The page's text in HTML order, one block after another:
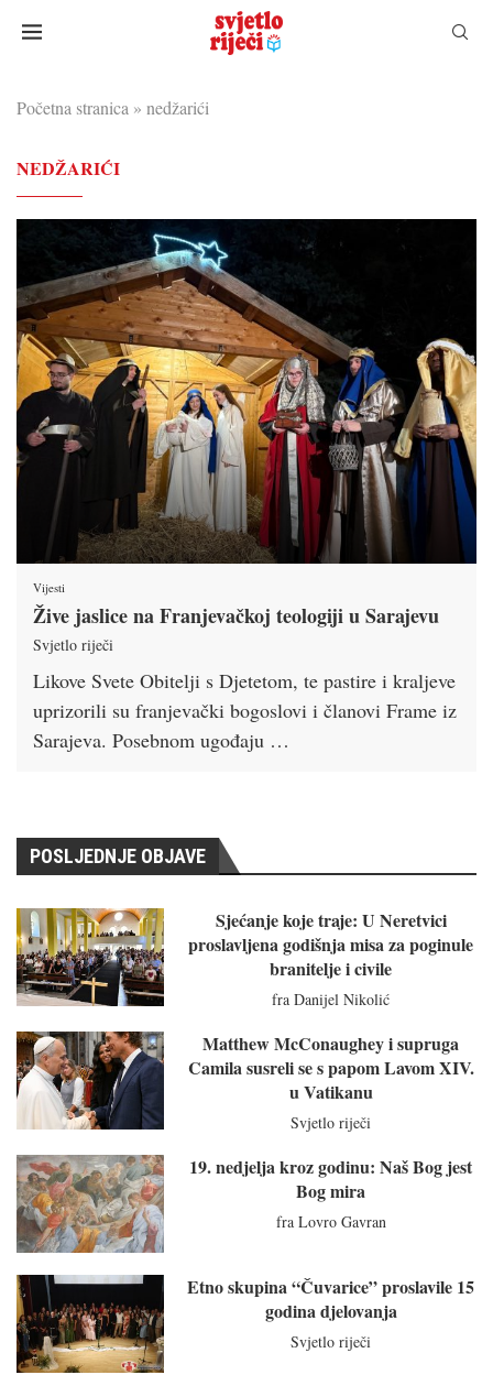
Početna stranica » nedžarići
NEDŽARIĆI
Vijesti
Žive jaslice na Franjevačkoj teologiji u Sarajevu
Svjetlo riječi
Likove Svete Obitelji s Djetetom, te pastire i kraljeve
uprizorili su franjevački bogoslovi i članovi Frame iz
Sarajeva. Posebnom ugođaju …
POSLJEDNJE OBJAVE
Sjećanje koje traje: U Neretvici
proslavljena godišnja misa za poginule
branitelje i civile
fra Danijel Nikolić
Matthew McConaughey i supruga
Camila susreli se s papom Lavom XIV.
u Vatikanu
Svjetlo riječi
19. nedjelja kroz godinu: Naš Bog jest
Bog mira
fra Lovro Gavran
Etno skupina “Čuvarice” proslavile 15
godina djelovanja
Svjetlo riječi